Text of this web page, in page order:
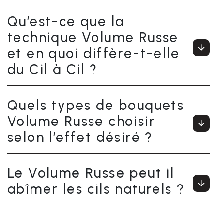
Qu’est-ce que la
technique Volume Russe
et en quoi diffère-t-elle
du Cil à Cil ?
Quels types de bouquets
Volume Russe choisir
selon l’effet désiré ?
Le Volume Russe peut il
abîmer les cils naturels ?